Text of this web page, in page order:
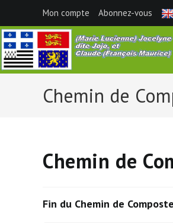
content
Mon compte Abonnez-vous
Chemin de
Chemin de
Fin du Chemin de